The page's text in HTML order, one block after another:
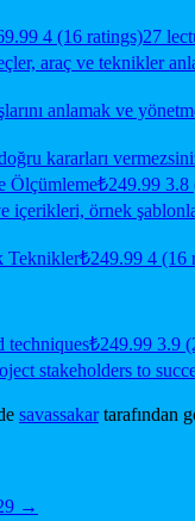
4 (16 ratings)27
araç ve teknikler
anlamak ve
kararları
Ölçümleme₺249.99 3.8
içerikleri, örnek
Teknikler₺249.99 4 (16
techniques₺249.99 3.9
stakeholders to
savassakartarafından
→